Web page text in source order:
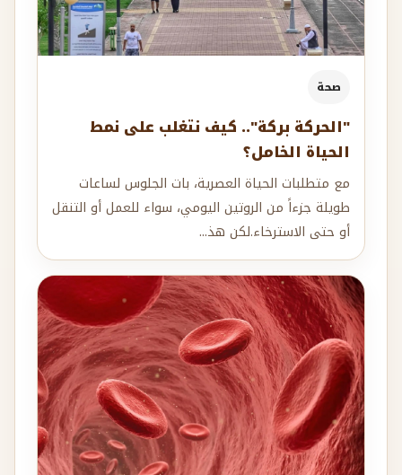
صحة
"الحركة بركة".. كيف نتغلب على نمط
الحياة الخامل؟
مع متطلبات الحياة العصرية، بات الجلوس لساعات
طويلة جزءاً من الروتين اليومي، سواء للعمل أو التنقل
أو حتى الاسترخاء.لكن هذ...